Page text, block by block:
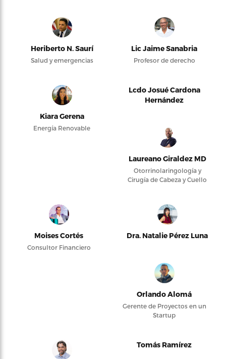
Heriberto N. Saurí
Salud y emergencias
Lic Jaime Sanabria
Profesor de derecho
Kiara Gerena
Energía Renovable
Lcdo Josué Cardona
Hernández
Laureano Giraldez MD
Otorrinolaringología y
Cirugía de Cabeza y Cuello
Moises Cortés
Consultor Financiero
Dra. Natalie Pérez Luna
Orlando Alomá
Gerente de Proyectos en un
Startup
Tomás Ramírez